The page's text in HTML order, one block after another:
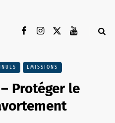
EMISSIONS
Protéger le